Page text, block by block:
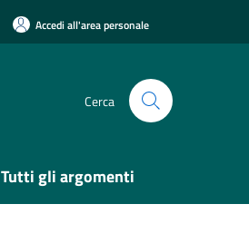
Accedi all'area personale
Cerca
Tutti gli argomenti